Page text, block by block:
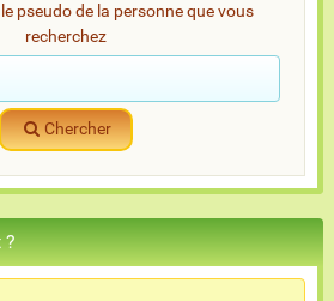
pseudo de la personne que vous
recherchez
Chercher
?